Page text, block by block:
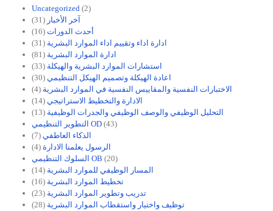
Uncategorized (2)
آخر الأخبار (31)
أحدث الدورات (16)
ادارة اداء وتقييم اداء الموارد البشرية (31)
ادارة الموارد البشرية (81)
استشارات الموارد البشرية والهيكلة (33)
اعادة الهيكلة وتصميم الهيكل التنظيمي (30)
الاختبارات النفسية والمقاييس النفسية في الموارد البشرية (4)
الادارة والتخطيط الاستراتيجي (14)
التحليل الوظيفي والوصف الوظيفي والجدرات الوظيفية (13)
التطوير التنظيمي OD (43)
الذكاء العاطفي (7)
الرسول يعلمنا الادارة (4)
السلوك التنظيمي OB (20)
المسار الوظيفي للموارد البشرية (14)
تخطيط الموارد البشرية (16)
تدريب وتطوير الموارد البشرية (23)
توظيف واختيار واستقطاب الموارد البشرية (28)